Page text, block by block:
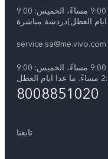
(السبت - الأربعاء : 9:00 صباحاً - 9:00 مساءً، الخميس: 9:00
service.sa@me.vivo.com
السبت - الأربعاء : 9:00 صباحاً - 9:00 مساءً، الخميس: 9:00
8008851020
تابعنا